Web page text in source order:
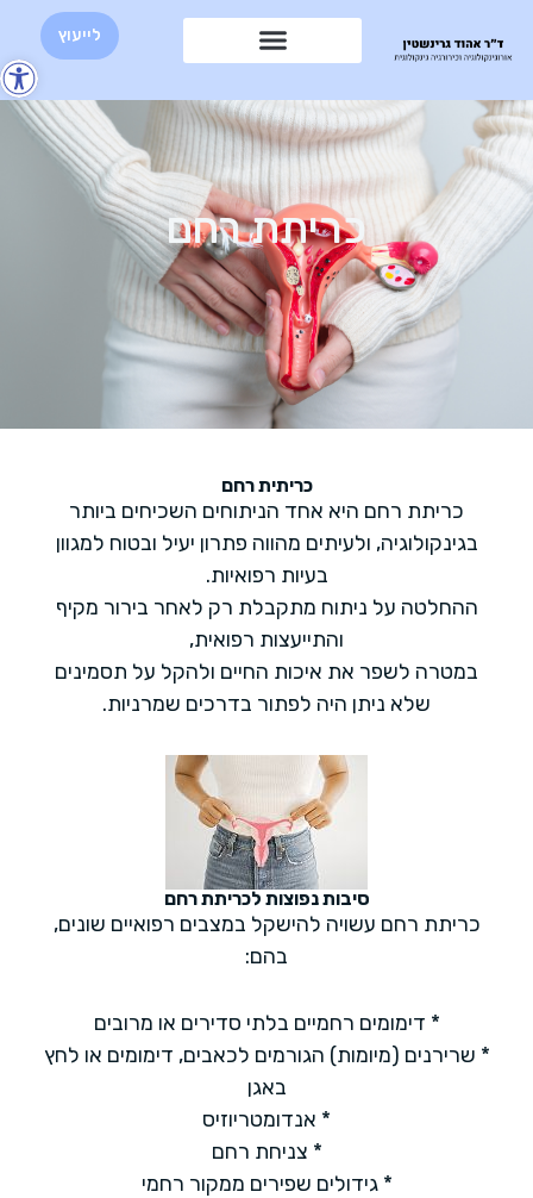
לייעוץ
כריתת רחם
כריתית רחם
כריתת רחם היא אחד הניתוחים השכיחים ביותר
בגינקולוגיה, ולעיתים מהווה פתרון יעיל ובטוח למגוון
בעיות רפואיות.
ההחלטה על ניתוח מתקבלת רק לאחר בירור מקיף
והתייעצות רפואית,
במטרה לשפר את איכות החיים ולהקל על תסמינים
שלא ניתן היה לפתור בדרכים שמרניות.
סיבות נפוצות לכריתת רחם
כריתת רחם עשויה להישקל במצבים רפואיים שונים,
בהם:
* דימומים רחמיים בלתי סדירים או מרובים
* שרירנים (מיומות) הגורמים לכאבים, דימומים או לחץ
באגן
* אנדומטריוזיס
* צניחת רחם
* גידולים שפירים ממקור רחמי